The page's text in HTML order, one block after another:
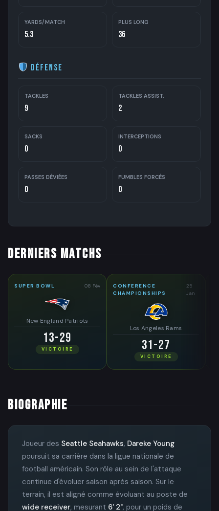
YARDS/MATCH
5.3
PLUS LONG
36
Défense
TACKLES
9
TACKLES ASSIST.
2
SACKS
0
INTERCEPTIONS
0
PASSES DÉVIÉES
0
FUMBLES FORCÉS
0
DERNIERS MATCHS
SUPER BOWL 08 Fév
New England Patriots
13-29
VICTOIRE
CONFERENCE
CHAMPIONSHIPS
25
Jan
Los Angeles Rams
31-27
VICTOIRE
BIOGRAPHIE
Joueur des Seattle Seahawks, Dareke Young
poursuit sa carrière dans la ligue nationale de
football américain. Son rôle au sein de l'attaque
continue d'évoluer saison après saison. Sur le
terrain, il est aligné comme évoluant au poste de
wide receiver, mesurant 6' 2", pour un poids de